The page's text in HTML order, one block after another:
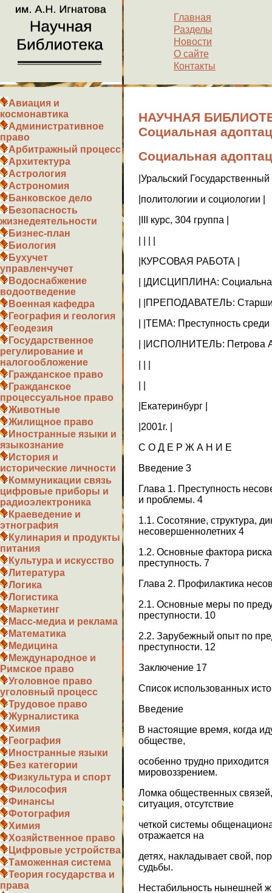
Главная
Разделы
Новости
О сайте
Контакты
Авиация и
космонавтика
Административное
право
Арбитражный процесс
Архитектура
Астрология
Астрономия
Банковское дело
Безопасность
жизнедеятельности
Бизнес-план
Биология
Бухучет
управленчучет
Водоснабжение
водоотведение
Военная кафедра
География и геология
Геодезия
Государственное
регулирование и
налогообложение
Гражданское право
Гражданское
процессуальное право
Животные
Жилищное право
Иностранные языки и
языкознание
История и
исторические личности
Коммуникации связь
цифровые приборы и
радиоэлектроника
Краеведение и
этнография
Кулинария и продукты
питания
Культура и искусство
Литература
Логика
Логистика
Маркетинг
Масс-медиа и реклама
Математика
Медицина
Международное и
Римское право
Уголовное право
уголовный процесс
Трудовое право
Журналистика
Химия
География
Иностранные языки
Без категории
Физкультура и спорт
Философия
Финансы
Фотография
Химия
Хозяйственное право
Цифровые устройства
Таможенная система
Теория государства и
права
НАУЧНАЯ
Социальная
Социальная
|Уральский
|политологии и социологии |
|III курс, 304 группа |
|КУРСОВАЯ РАБОТА |
| |ДИСЦИПЛИНА:
| |ПРЕПОДАВАТЕЛЬ:
| |ТЕМА: Преступность
| |ИСПОЛНИТЕЛЬ: Петрова
|Екатеринбург |
|2001г. |
С О Д Е Р Ж А Н И Е
Введение 3
Глава 1. Преступность
и проблемы. 4
1.1. Сосотяние, структура,
несовершеннолетних 4
1.2. Основные фактора
преступность. 7
Глава 2. Профилактика
2.1. Основные меры по
преступности. 10
2.2. Зарубежный опыт по
преступности. 12
Заключение 17
Список использованных
Введение
В настоящие время, когда
обществе,
особенно трудно
мировоззрением.
Ломка общественных
ситуация, отсутствие
четкой системы
отражается на
детях, накладывает свой,
судьбы.
Нестабильность нынешней